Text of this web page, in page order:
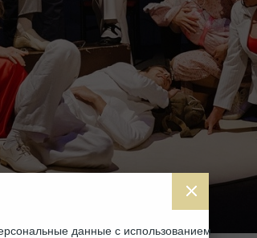
данные с использованием